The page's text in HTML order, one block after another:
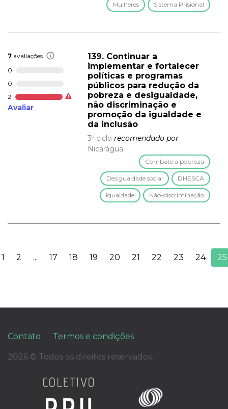
Mulheres Sistema Prisional
7 avaliações
0
0
2
Avaliar
139. Continuar a
implementar e fortalecer
políticas e programas
públicos para redução da
pobreza e desigualdade,
não discriminação e
promoção da igualdade e
da inclusão
3º ciclo recomendado por
Nicarágua
Combate à pobreza
Desigualdade social DHESCA
Igualdade Não-discriminação
1 2 ... 17 18 19 20 21 22 23 24 25
Contato Termos e condições
2026 © Todos os direitos reservados.